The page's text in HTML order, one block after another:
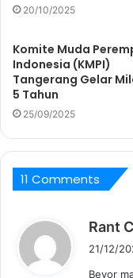
20/10/2025
Komite Muda
Indonesia (KMPI)
Tangerang Gelar
5 Tahun
25/09/2025
11 Comments
Rant
21/12/
Bevor